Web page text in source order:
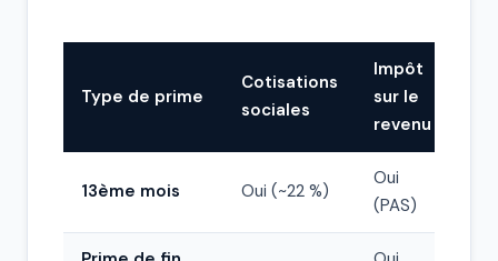
Type de prime
Cotisations
sociales
Impôt
sur le
revenu
13ème mois Oui (~22 %)
Oui
(PAS)